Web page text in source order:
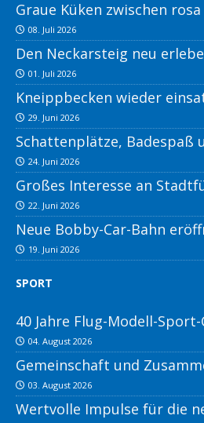
Graue Küken zwischen
08. Juli 2026
Den Neckarsteig neu
01. Juli 2026
Kneippbecken wieder
29. Juni 2026
Schattenplätze, Badespaß
24. Juni 2026
Großes Interesse an
22. Juni 2026
Neue Bobby-Car-Bahn
19. Juni 2026
SPORT
40 Jahre Flug-Modell-
04. August 2026
Gemeinschaft und
03. August 2026
Wertvolle Impulse für die